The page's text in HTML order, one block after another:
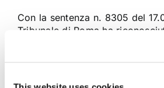
Con la sentenza n. 8305 del
Tribunale di Roma ha
utente a vedersi riallacciata
seguito di un illegittimo
del servizio. Il Giudice accoglie